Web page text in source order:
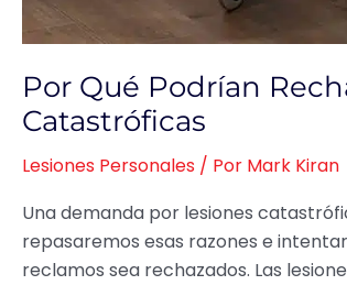
Por Qué Podrían
Catastróficas
Lesiones Personales / Por Mark Kiran
Una demanda por lesiones
repasaremos esas razones e
reclamos sea rechazados. Las